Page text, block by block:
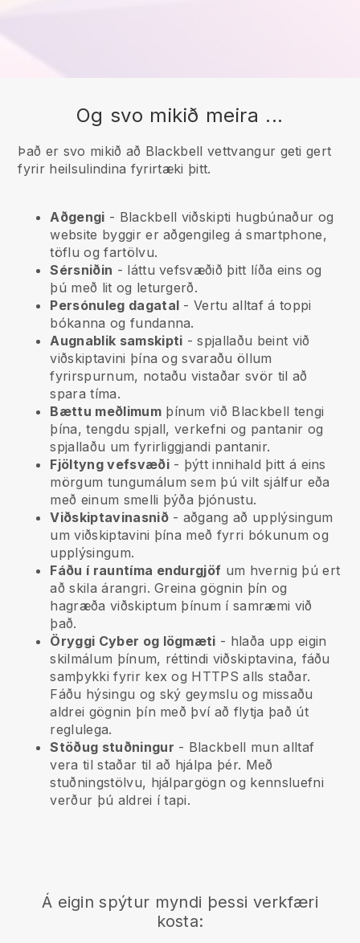
Og svo mikið meira ...
Það er svo mikið að Blackbell vettvangur geti gert
fyrir heilsulindina fyrirtæki þitt.
Aðgengi - Blackbell viðskipti hugbúnaður og
website byggir er aðgengileg á smartphone,
töflu og fartölvu.
Sérsniðin - láttu vefsvæðið þitt líða eins og
þú með lit og leturgerð.
Persónuleg dagatal - Vertu alltaf á toppi
bókanna og fundanna.
Augnablik samskipti - spjallaðu beint við
viðskiptavini þína og svaraðu öllum
fyrirspurnum, notaðu vistaðar svör til að
spara tíma.
Bættu meðlimumþínum við Blackbell tengi
þína, tengdu spjall, verkefni og pantanir og
spjallaðu um fyrirliggjandi pantanir.
Fjöltyng vefsvæði- þýtt innihald þitt á eins
mörgum tungumálum sem þú vilt sjálfur eða
með einum smelli þýða þjónustu.
Viðskiptavinasnið- aðgang að upplýsingum
um viðskiptavini þína með fyrri bókunum og
upplýsingum.
Fáðu í rauntíma endurgjöf um hvernig þú ert
að skila árangri. Greina gögnin þín og
hagræða viðskiptum þínum í samræmi við
það.
Öryggi Cyber og lögmæti - hlaða upp eigin
skilmálum þínum, réttindi viðskiptavina, fáðu
samþykki fyrir kex og HTTPS alls staðar.
Fáðu hýsingu og ský geymslu og missaðu
aldrei gögnin þín með því að flytja það út
reglulega.
Stöðug stuðningur - Blackbell mun alltaf
vera til staðar til að hjálpa þér. Með
stuðningstölvu, hjálpargögn og kennsluefni
verður þú aldrei í tapi.
Á eigin spýtur myndi þessi verkfæri
kosta: